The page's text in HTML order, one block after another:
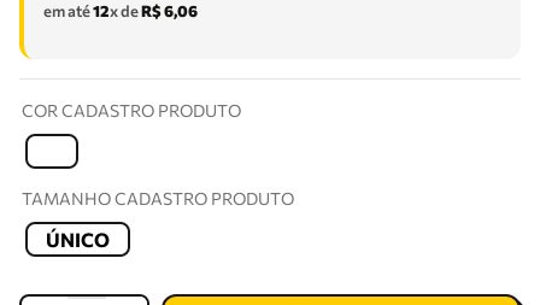
em até12x deR$6,06
COR CADASTRO PRODUTO
TAMANHO CADASTRO PRODUTO
ÚNICO